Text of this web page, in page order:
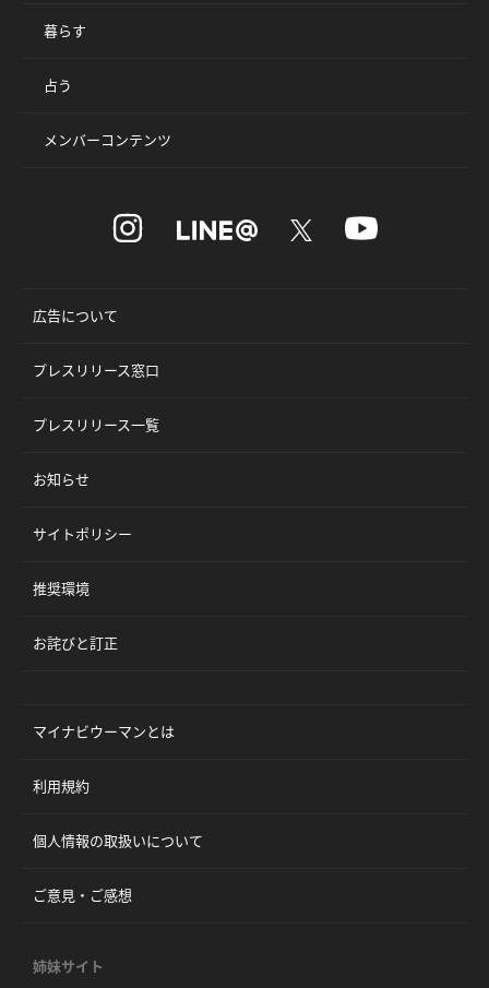
暮らす
占う
メンバーコンテンツ
広告について
プレスリリース窓口
プレスリリース一覧
お知らせ
サイトポリシー
推奨環境
お詫びと訂正
マイナビウーマンとは
利用規約
個人情報の取扱いについて
ご意見・ご感想
姉妹サイト